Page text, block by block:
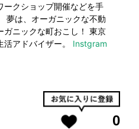
ークショップ開催などを手
夢は、オーガニックな不動
ガニックな町おこし！ 東京
活アドバイザー。 Instgram
0